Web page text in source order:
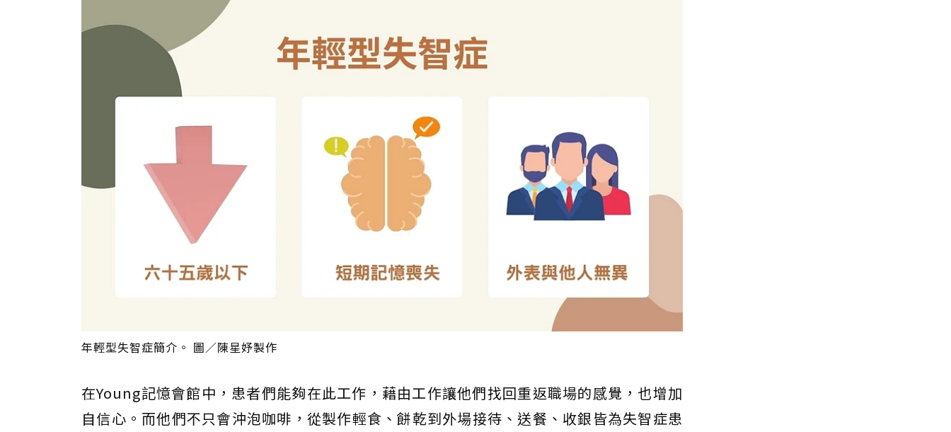
年輕型失智症簡介。 圖／陳星妤製作
在Young記憶會館中，患者們能夠在此工作，藉由工作讓他們找回重返職場的感覺，也增加
自信心。而他們不只會沖泡咖啡，從製作輕食、餅乾到外場接待、送餐、收銀皆為失智症患